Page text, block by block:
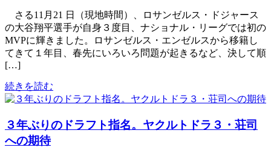
さる11月21 日（現地時間）、ロサンゼルス・ドジャース
の大谷翔平選手が自身３度目、ナショナル・リーグでは初の
MVPに輝きました。ロサンゼルス・エンゼルスから移籍し
てきて１年目、春先にいろいろ問題が起きるなど、決して順
[…]
続きを読む
３年ぶりのドラフト指名。ヤクルトドラ３・荘司
への期待